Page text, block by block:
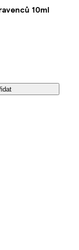
10ml